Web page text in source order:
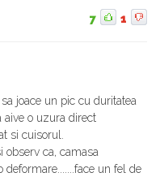
7 1
joace un pic cu duritatea
aive o uzura direct
si cuisorul.
observ ca, camasa
un fel de